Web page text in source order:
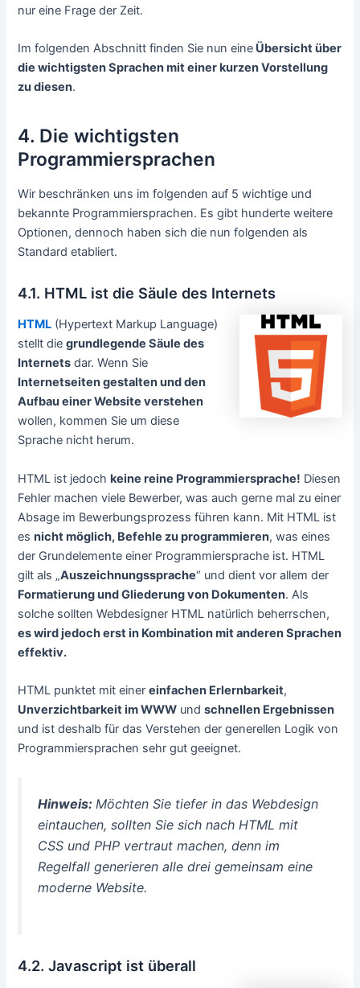
nur eine Frage der Zeit.
Im folgenden Abschnitt finden Sie nun eine Übersicht über
die wichtigsten Sprachen mit einer kurzen Vorstellung
zu diesen.
4. Die wichtigsten
Programmiersprachen
Wir beschränken uns im folgenden auf 5 wichtige und
bekannte Programmiersprachen. Es gibt hunderte weitere
Optionen, dennoch haben sich die nun folgenden als
Standard etabliert.
4.1. HTML ist die Säule des Internets
HTML (Hypertext Markup Language)
stellt diegrundlegende Säule des
Internets dar. Wenn Sie
Internetseiten gestalten und den
Aufbau einer Website verstehen
wollen, kommen Sie um diese
Sprache nicht herum.
HTML ist jedochkeine reine Programmiersprache! Diesen
Fehler machen viele Bewerber, was auch gerne mal zu einer
Absage im Bewerbungsprozess führen kann. Mit HTML ist
esnicht möglich, Befehle zu programmieren, was eines
der Grundelemente einer Programmiersprache ist. HTML
gilt als „Auszeichnungssprache“ und dient vor allem der
Formatierung und Gliederung von Dokumenten. Als
solche sollten Webdesigner HTML natürlich beherrschen,
es wird jedoch erst in Kombination mit anderen Sprachen
effektiv.
HTML punktet mit einereinfachen Erlernbarkeit,
Unverzichtbarkeit im WWW undschnellen Ergebnissen
und ist deshalb für das Verstehen der generellen Logik von
Programmiersprachen sehr gut geeignet.
Hinweis:Möchten Sie tiefer in das Webdesign
eintauchen, sollten Sie sich nach HTML mit
CSS und PHP vertraut machen, denn im
Regelfall generieren alle drei gemeinsam eine
moderne Website.
4.2. Javascript ist überall